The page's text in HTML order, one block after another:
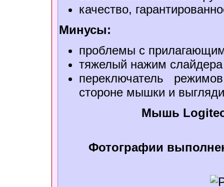
качество,
Минусы:
проблемы с
тяжелый нажим слайдера
переключатель
стороне мышки и
Мышь
Фотографии